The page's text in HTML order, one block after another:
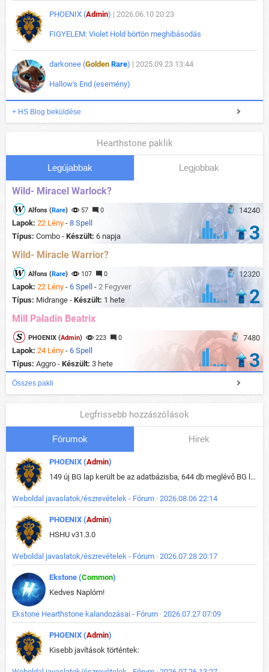
PHOENIX (Admin) | 2026.06.10 20:23
FIGYELEM: Violet Hold börtön meghibásodás
darkonee (Golden Rare) | 2025.09.23 13:44
Hallow's End (esemény)
+ HS Blog beküldése
Hearthstone paklik
Legújabbak Legjobbak
Wild- Miracel Warlock?
14240
Alfons (Rare) 57 0
Lapok: 22 Lény - 8 Spell
Típus: Combo - Készült: 6 napja 3
Wild- Miracle Warrior?
12320
Alfons (Rare) 107 0
Lapok: 22 Lény - 6 Spell - 2 Fegyver
Típus: Midrange - Készült: 1 hete 2
Mill Paladin Beatrix
7480
PHOENIX (Admin) 223 0
Lapok: 24 Lény - 6 Spell
Típus: Aggro - Készült: 3 hete 3
Összes pakli
Legfrissebb hozzászólások
Fórumok Hirek
PHOENIX (Admin)
149 új BG lap került be az adatbázisba, 644 db meglévő BG lap módosult, bekerültek az új képek a megváltozott lapokhoz is.
Weboldal javaslatok/észrevételek - Fórum · 2026.08.06 22:14
PHOENIX (Admin)
HSHU v31.3.0
Weboldal javaslatok/észrevételek - Fórum · 2026.07.28 20:17
Ekstone (Common)
Kedves Naplóm!
Ekstone Hearthstone kalandozásai - Fórum · 2026.07.27 07:09
PHOENIX (Admin)
Kisebb javítások történtek: